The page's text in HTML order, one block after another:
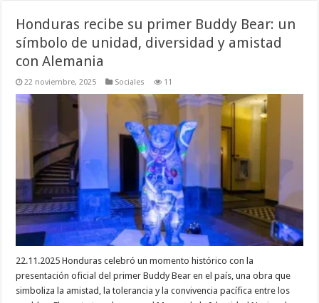
Honduras recibe su primer Buddy Bear: un
símbolo de unidad, diversidad y amistad
con Alemania
22 noviembre, 2025 Sociales 11
22.11.2025 Honduras celebró un momento histórico con la
presentación oficial del primer Buddy Bear en el país, una obra que
simboliza la amistad, la tolerancia y la convivencia pacífica entre los